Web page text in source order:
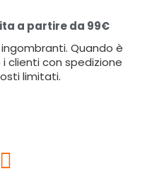
a partire da 99€
Quando è
clienti con spedizione
limitati.